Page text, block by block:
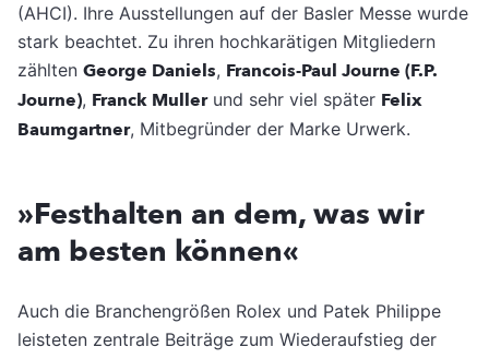
(AHCI). Ihre Ausstellungen auf der Basler Messe wurde
stark beachtet. Zu ihren hochkarätigen Mitgliedern
zählten George Daniels, Francois-Paul Journe (F.P.
Journe), Franck Mullerund sehr viel später Felix
Baumgartner, Mitbegründer der Marke Urwerk.
»Festhalten an dem, was wir
am besten können«
Auch die Branchengrößen Rolex und Patek Philippe
leisteten zentrale Beiträge zum Wiederaufstieg der